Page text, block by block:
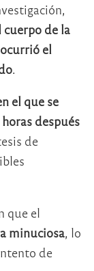
de la
el
.
el que se
después
de
que el
minuciosa, lo
de